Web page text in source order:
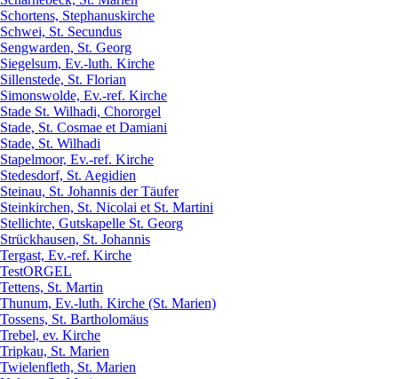
Schortens, Stephanuskirche
Schwei, St. Secundus
Sengwarden, St. Georg
Siegelsum, Ev.-luth. Kirche
Sillenstede, St. Florian
Simonswolde, Ev.-ref. Kirche
Stade St. Wilhadi, Chororgel
Stade, St. Cosmae et Damiani
Stade, St. Wilhadi
Stapelmoor, Ev.-ref. Kirche
Stedesdorf, St. Aegidien
Steinau, St. Johannis der Täufer
Steinkirchen, St. Nicolai et St. Martini
Stellichte, Gutskapelle St. Georg
Strückhausen, St. Johannis
Tergast, Ev.-ref. Kirche
TestORGEL
Tettens, St. Martin
Thunum, Ev.-luth. Kirche (St. Marien)
Tossens, St. Bartholomäus
Trebel, ev. Kirche
Tripkau, St. Marien
Twielenfleth, St. Marien